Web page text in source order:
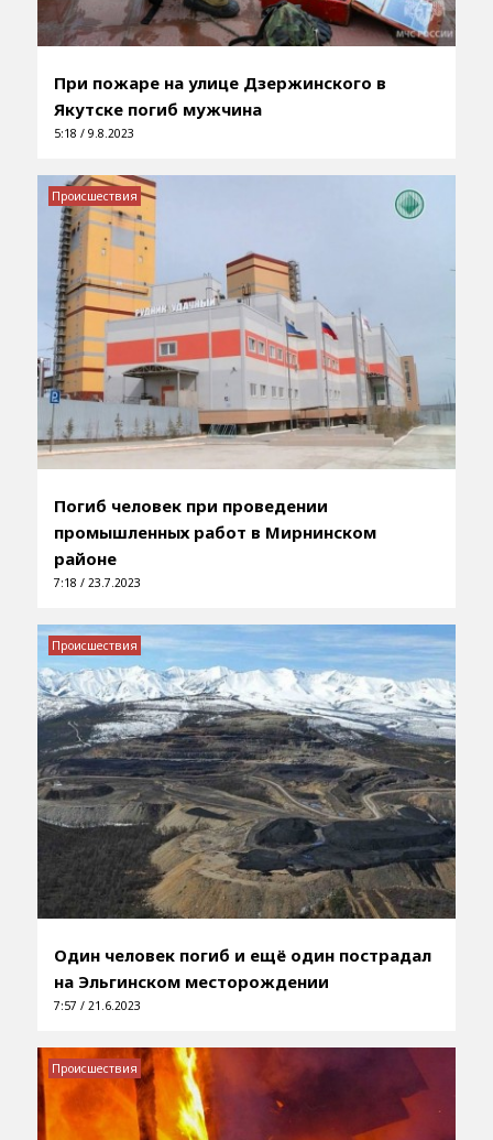
При пожаре на улице Дзержинского в
Якутске погиб мужчина
5:18 / 9.8.2023
Погиб человек при проведении
промышленных работ в Мирнинском
районе
7:18 / 23.7.2023
Происшествия
Один человек погиб и ещё один пострадал
на Эльгинском месторождении
7:57 / 21.6.2023
Происшествия
Происшествия